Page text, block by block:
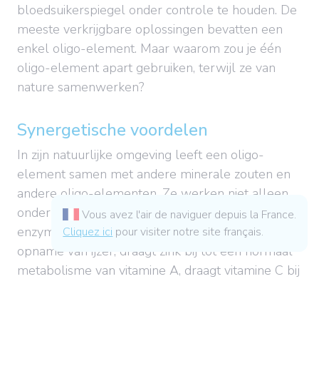
bloedsuikerspiegel onder controle te houden. De
meeste verkrijgbare oplossingen bevatten een
enkel oligo-element. Maar waarom zou je één
oligo-element apart gebruiken, terwijl ze van
nature samenwerken?
Synergetische voordelen
In zijn natuurlijke omgeving leeft een oligo-
element samen met andere minerale zouten en
andere oligo-elementen. Ze werken niet alleen
onderling samen, maar ook met vitaminen of
enzymen. Zo draagt koper bij tot een betere
opname van ijzer, draagt zink bij tot een normaal
metabolisme van vitamine A, draagt vitamine C bij
Vous avez l'air de naviguer depuis la France.
Cliquez ici pour visiter notre site français.